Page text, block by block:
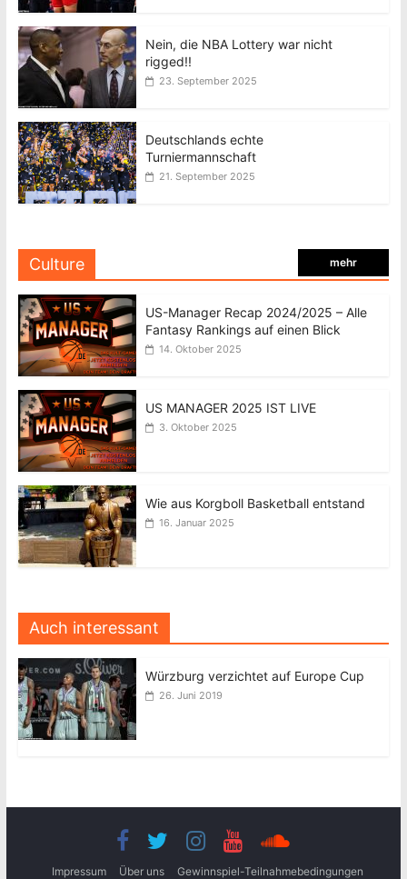
Nein, die NBA Lottery war nicht
rigged!!
23. September 2025
Deutschlands echte
Turniermannschaft
21. September 2025
Culture mehr
US-Manager Recap 2024/2025 – Alle
Fantasy Rankings auf einen Blick
14. Oktober 2025
US MANAGER 2025 IST LIVE
3. Oktober 2025
Wie aus Korgboll Basketball entstand
16. Januar 2025
Auch interessant
Würzburg verzichtet auf Europe Cup
26. Juni 2019
Impressum Über uns Gewinnspiel-Teilnahmebedingungen